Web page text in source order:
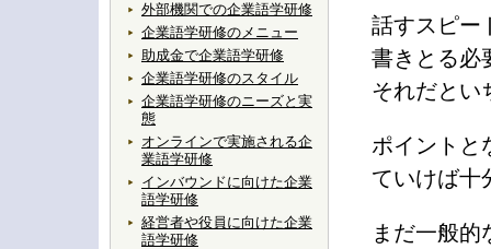
外部機関での企業語学研修
企業語学研修のメニュー
助成金で企業語学研修
企業語学研修のスタイル
企業語学研修のニーズと実
態
オンラインで実施される企
業語学研修
インバウンドに向けた企業
語学研修
経営者や役員に向けた企業
語学研修
話すスピー
書きとる必
それだとい
ポイントと
ていけば十
まだ一般